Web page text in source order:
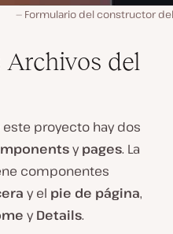
Formulario del constructor
del
este proyecto hay dos
ypages. La
componentes
y el pie de página,
yDetails.